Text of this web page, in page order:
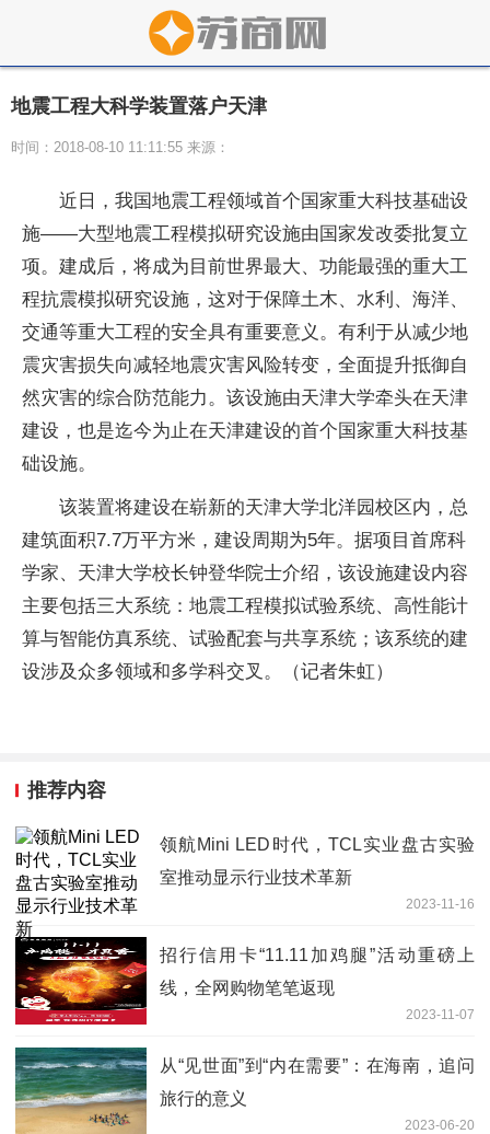
地震工程大科学装置落户天津
时间：2018-08-10 11:11:55 来源：
近日，我国地震工程领域首个国家重大科技基础设
施——大型地震工程模拟研究设施由国家发改委批复立
项。建成后，将成为目前世界最大、功能最强的重大工
程抗震模拟研究设施，这对于保障土木、水利、海洋、
交通等重大工程的安全具有重要意义。有利于从减少地
震灾害损失向减轻地震灾害风险转变，全面提升抵御自
然灾害的综合防范能力。该设施由天津大学牵头在天津
建设，也是迄今为止在天津建设的首个国家重大科技基
础设施。
该装置将建设在崭新的天津大学北洋园校区内，总
建筑面积7.7万平方米，建设周期为5年。据项目首席科
学家、天津大学校长钟登华院士介绍，该设施建设内容
主要包括三大系统：地震工程模拟试验系统、高性能计
算与智能仿真系统、试验配套与共享系统；该系统的建
设涉及众多领域和多学科交叉。（记者朱虹）
推荐内容
领航Mini LED时代，TCL实业盘古实验
室推动显示行业技术革新
2023-11-16
招行信用卡“11.11加鸡腿”活动重磅上
线，全网购物笔笔返现
2023-11-07
从“见世面”到“内在需要”：在海南，追问
旅行的意义
2023-06-20